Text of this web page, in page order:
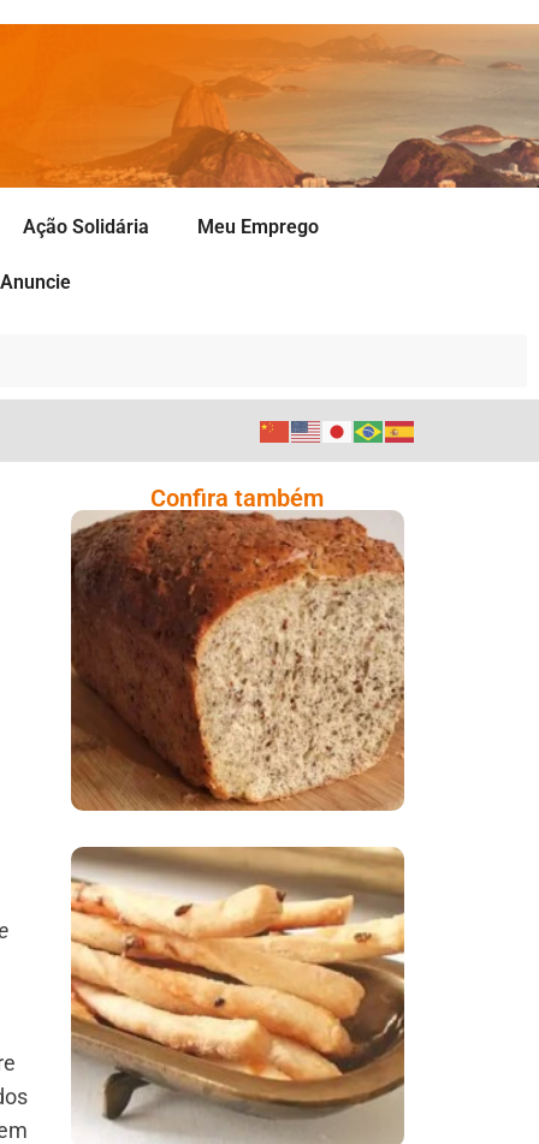
Ação Solidária Meu Emprego
Anuncie
Confira também
Comer Bem: Pão Low
Carb
Comer Bem:
Palitinhos De Cebola
E Salsa